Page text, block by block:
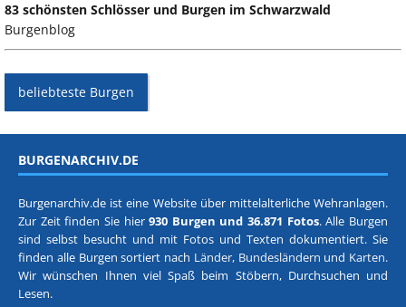
83 schönsten Schlösser und Burgen im Schwarzwald
Burgenblog
beliebteste Burgen
BURGENARCHIV.DE
Burgenarchiv.de ist eine Website über mittelalterliche Wehranlagen.
Zur Zeit finden Sie hier930 Burgen und 36.871 Fotos. Alle Burgen
sind selbst besucht und mit Fotos und Texten dokumentiert. Sie
finden alle Burgen sortiert nach Länder, Bundesländern und Karten.
Wir wünschen Ihnen viel Spaß beim Stöbern, Durchsuchen und
Lesen.